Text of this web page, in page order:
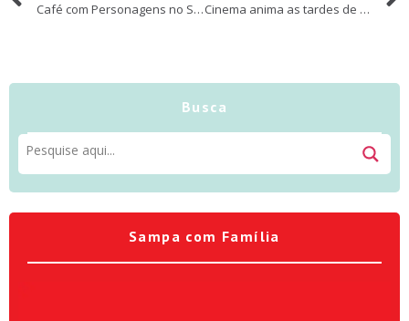
Café com Personagens no Sheraton Traz Magia e Diversão para Toda a Família Cinema anima as tardes de sábado no Sesc Bom Retiro
Busca
Sampa com Família